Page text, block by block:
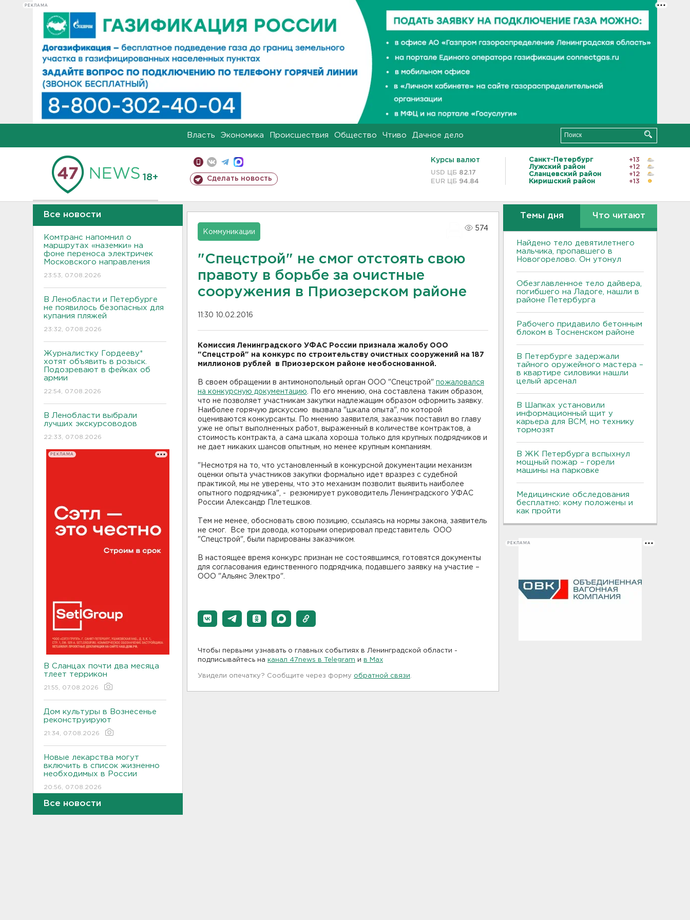
РЕКЛАМА
Власть Экономика Происшествия Общество Чтиво Дачное дело
18+ Сделать новость
Курсы валют
USD ЦБ 82.17
EUR ЦБ 94.84
Санкт-Петербург
+13
Лужский район
+12
Сланцевский район
+12
Киришский район
+13
Все новости
Комтранс напомнил о
маршрутах «наземки» на
фоне переноса электричек
Московского направления
23:53, 07.08.2026
В Ленобласти и Петербурге
не появилось безопасных для
купания пляжей
23:32, 07.08.2026
Журналистку Гордееву*
хотят объявить в розыск.
Подозревают в фейках об
армии
22:54, 07.08.2026
В Ленобласти выбрали
лучших экскурсоводов
22:33, 07.08.2026
РЕКЛАМА
В Сланцах почти два месяца
тлеет террикон
21:55, 07.08.2026
Дом культуры в Вознесенье
реконструируют
21:34, 07.08.2026
Новые лекарства могут
включить в список жизненно
необходимых в России
20:56, 07.08.2026
Все новости
Коммуникации
574
"Спецстрой" не смог отстоять свою
правоту в борьбе за очистные
сооружения в Приозерском районе
11:30 10.02.2016
Комиссия Ленинградского УФАС России признала жалобу ООО
"Спецстрой" на конкурс по строительству очистных сооружений на 187
миллионов рублей в Приозерском районе необоснованной.
В своем обращении в антимонопольный орган ООО "Спецстрой" пожаловался
на конкурсную документацию . По его мнению, она составлена таким образом,
что не позволяет участникам закупки надлежащим образом оформить заявку.
Наиболее горячую дискуссию вызвала "шкала опыта", по которой
оцениваются конкурсанты. По мнению заявителя, заказчик поставил во главу
уже не опыт выполненных работ, выраженный в количестве контрактов, а
стоимость контракта, а сама шкала хороша только для крупных подрядчиков и
не дает никаких шансов опытным, но менее крупным компаниям.
"Несмотря на то, что установленный в конкурсной документации механизм
оценки опыта участников закупки формально идет вразрез с судебной
практикой, мы не уверены, что это механизм позволит выявить наиболее
опытного подрядчика", - резюмирует руководитель Ленинградского УФАС
России Александр Плетешков.
Тем не менее, обосновать свою позицию, ссылаясь на нормы закона, заявитель
не смог. Все три довода, которыми оперировал представитель ООО
"Спецстрой", были парированы заказчиком.
В настоящее время конкурс признан не состоявшимся, готовятся документы
для согласования единственного подрядчика, подавшего заявку на участие –
ООО "Альянс Электро".
Чтобы первыми узнавать о главных событиях в Ленинградской области -
подписывайтесь на канал 47news в Telegram и в Maх
Увидели опечатку? Сообщите через форму обратной связи
Темы дня Что читают
Найдено тело девятилетнего
мальчика, пропавшего в
Новогорелово. Он утонул
Обезглавленное тело дайвера,
погибшего на Ладоге, нашли в
районе Петербурга
Рабочего придавило бетонным
блоком в Тосненском районе
В Петербурге задержали
тайного оружейного мастера –
в квартире силовики нашли
целый арсенал
В Шапках установили
информационный щит у
карьера для ВСМ, но технику
тормозят
В ЖК Петербурга вспыхнул
мощный пожар – горели
машины на парковке
Медицинские обследования
бесплатно: кому положены и
как пройти
РЕКЛАМА